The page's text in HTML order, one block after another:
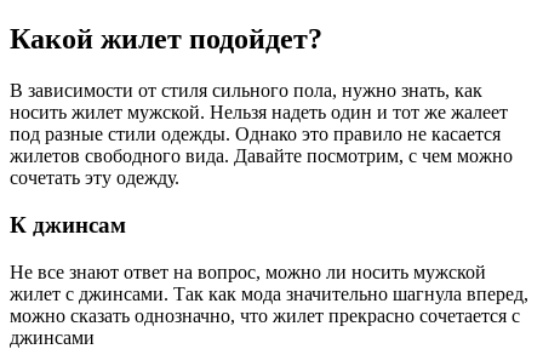
Какой жилет подойдет?
В зависимости от стиля сильного пола, нужно знать, как
носить жилет мужской. Нельзя надеть один и тот же жалеет
под разные стили одежды. Однако это правило не касается
жилетов свободного вида. Давайте посмотрим, с чем можно
сочетать эту одежду.
К джинсам
Не все знают ответ на вопрос, можно ли носить мужской
жилет с джинсами. Так как мода значительно шагнула вперед,
можно сказать однозначно, что жилет прекрасно сочетается с
джинсами